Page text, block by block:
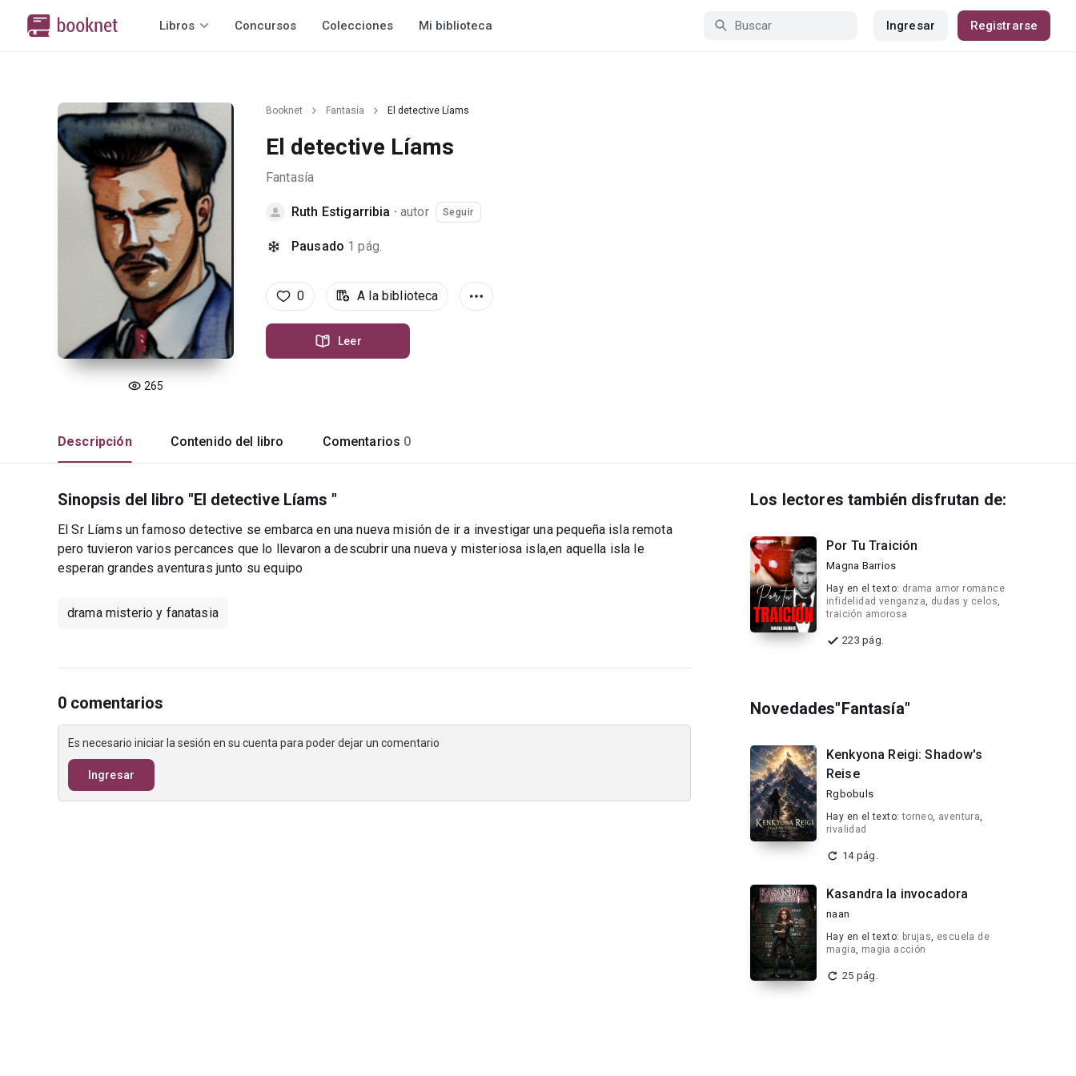
Libros Concursos Colecciones Mi biblioteca Ingresar Registrarse
265
Booknet Fantasía El detective Líams
El detective Líams
Fantasía
Ruth Estigarribia ·autor Seguir
Pausado 1 pág.
0 A la biblioteca
Leer
Descripción Contenido del libro Comentarios 0
Sinopsis del libro "El detective Líams "
El Sr Líams un famoso detective se embarca en una nueva misión de ir a investigar una pequeña isla remota
pero tuvieron varios percances que lo llevaron a descubrir una nueva y misteriosa isla,en aquella isla le
esperan grandes aventuras junto su equipo
drama misterio y fanatasia
0 comentarios
Es necesario iniciar la sesión en su cuenta para poder dejar un comentario
Ingresar
Los lectores también disfrutan de:
Por Tu Traición
Magna Barrios
Hay en el texto: drama amor romance
infidelidad venganza, dudas y celos,
traición amorosa
223 pág.
Novedades"Fantasía"
Kenkyona Reigi: Shadow's
Reise
Rgbobuls
Hay en el texto:torneo, aventura,
rivalidad
14 pág.
Kasandra la invocadora
naan
Hay en el texto: brujas, escuela de
magia, magia acción
25 pág.